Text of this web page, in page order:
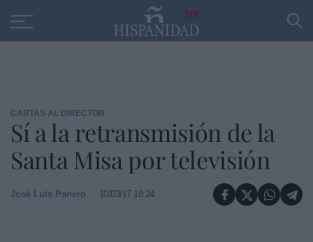
30
CARTAS AL DIRECTOR
Sí a la retransmisión de la
Santa Misa por televisión
José Luis Panero 10/03/17 18:24